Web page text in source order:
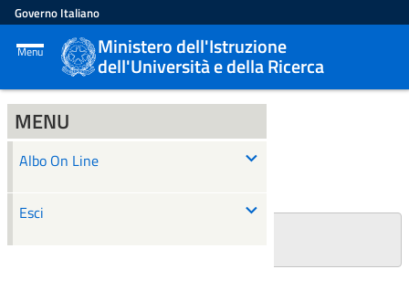
Governo Italiano
Menu Ministero dell'Istruzione
dell'Università e della Ricerca
MENU
Albo On Line
Esci
ALBO ON LINE
Ricerca